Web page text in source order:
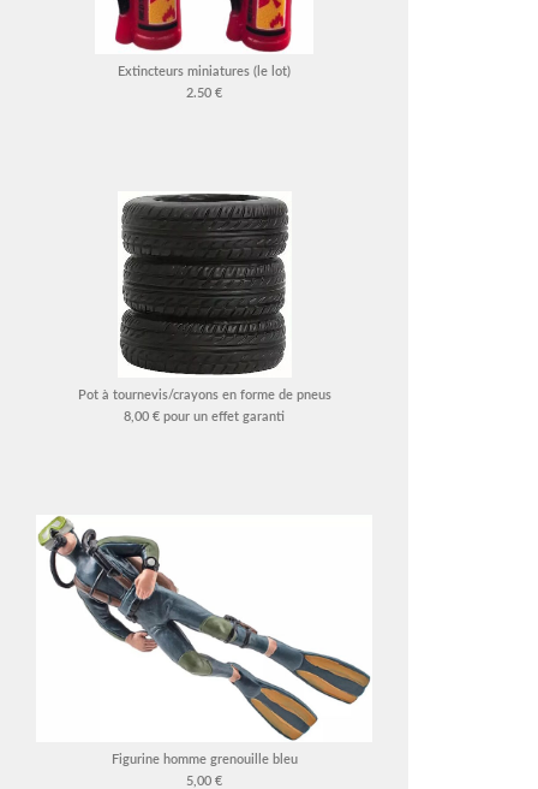
Extincteurs miniatures (le lot)
2.50 €
Pot à tournevis/crayons en forme de pneus
8,00 € pour un effet garanti
Figurine homme grenouille bleu
5,00 €